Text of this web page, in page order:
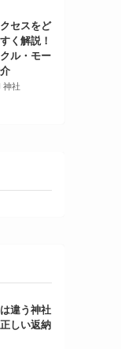
セスをど
く解説！
ル・モー
神社
違う神社
しい返納